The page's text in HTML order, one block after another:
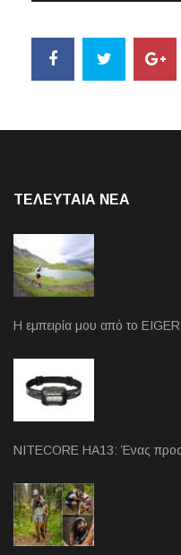
ΤΕΛΕΥΤΑΙΑ NEA
Η εμπειρία μου από το
NITECORE HA13: Ένας